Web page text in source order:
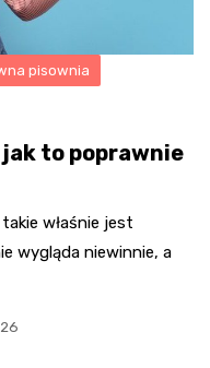
pisownia
to poprawnie
właśnie jest
wygląda niewinnie, a